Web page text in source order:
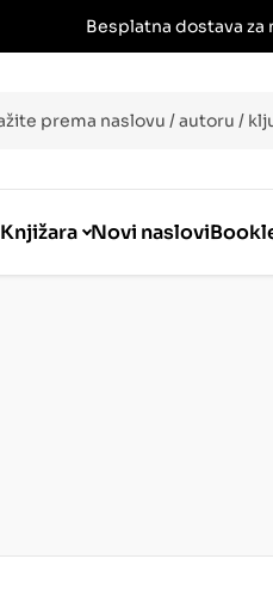
Besplatna dostava za
Knjižara Novi naslovi